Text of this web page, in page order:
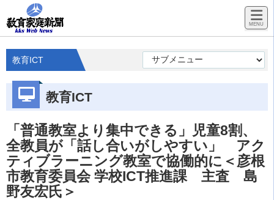
教育ICT
教育ICT
「普通教室より集中できる」児童8割、
全教員が「話し合いがしやすい」 アク
ティブラーニング教室で協働的に＜彦根
市教育委員会 学校ICT推進課 主査 島
野友宏氏＞